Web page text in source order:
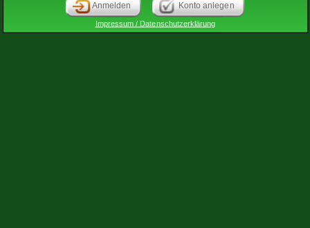
Anmelden Konto anlegen
Impressum / Datenschutzerklärung